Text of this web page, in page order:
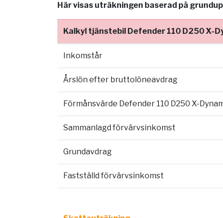
Här visas uträkningen baserad på
Kalkyl tjänstebil Defender 110 D250 X-
Inkomstår
Årslön efter bruttolöneavdrag
Förmånsvärde Defender 110 D250 X-
Sammanlagd förvärvsinkomst
Grundavdrag
Fastställd förvärvsinkomst